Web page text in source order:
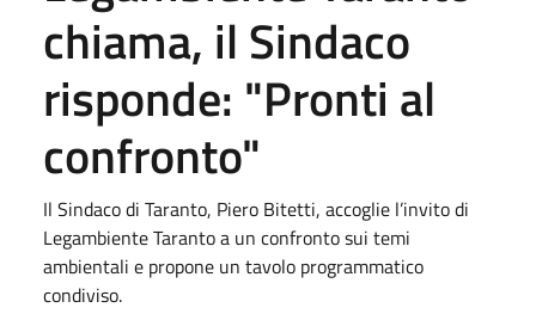
chiama, il Sindaco
risponde: "Pronti al
confronto"
Il Sindaco di Taranto, Piero Bitetti, accoglie l’invito di
Legambiente Taranto a un confronto sui temi
ambientali e propone un tavolo programmatico
condiviso.